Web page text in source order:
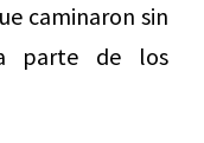
caminaron sin
parte de los